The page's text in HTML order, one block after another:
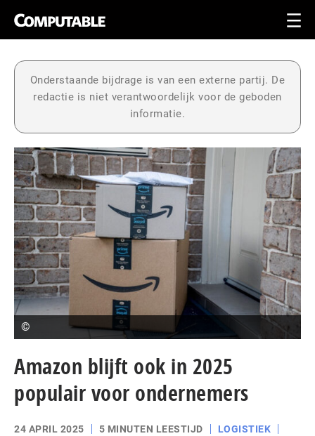
Onderstaande bijdrage is van een externe partij. De
redactie is niet verantwoordelijk voor de geboden
informatie.
©
Amazon blijft ook in 2025
populair voor ondernemers
24 APRIL 2025 5 MINUTEN LEESTIJD
LOGISTIEK